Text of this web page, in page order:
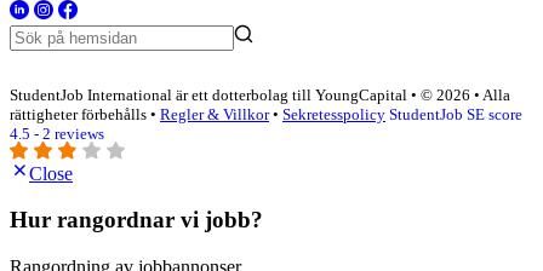
StudentJob International är ett dotterbolag till YoungCapital • © 2026 • Alla
rättigheter förbehålls • Regler & Villkor• Sekretesspolicy StudentJob SE score
4.5 - 2 reviews
Close
Hur rangordnar vi jobb?
Rangordning av jobbannonser